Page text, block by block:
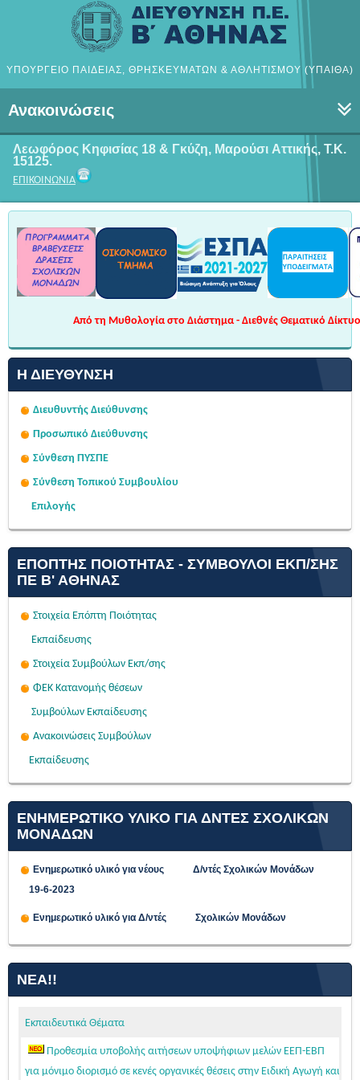
ΥΠΟΥΡΓΕΙΟ ΠΑΙΔΕΙΑΣ, ΘΡΗΣΚΕΥΜΑΤΩΝ & ΑΘΛΗΤΙΣΜΟΥ (ΥΠΑΙΘΑ)
Ανακοινώσεις
Λεωφόρος Κηφισίας 18 & Γκύζη, Μαρούσι Αττικής, Τ.Κ.
15125.
ΕΠΙΚΟΙΝΩΝΙΑ
Από τη Μυθολογία στο Διάστημα - Διεθνές Θεματικό
Η ΔΙΕΎΘΥΝΣΗ
Διευθυντής Διεύθυνσης
Προσωπικό Διεύθυνσης
Σύνθεση ΠΥΣΠΕ
Σύνθεση Τοπικού Συμβουλίου
Επιλογής
ΕΠΌΠΤΗΣ ΠΟΙΌΤΗΤΑΣ - ΣΎΜΒΟΥΛΟΙ ΕΚΠ/ΣΗΣ
ΠΕ Β' ΑΘΉΝΑΣ
Στοιχεία Επόπτη Ποιότητας
Εκπαίδευσης
Στοιχεία Συμβούλων Εκπ/σης
ΦΕΚ Κατανομής θέσεων
Συμβούλων Εκπαίδευσης
Ανακοινώσεις Συμβούλων
Εκπαίδευσης
ΕΝΗΜΕΡΩΤΙΚΟ ΥΛΙΚΟ ΓΙΑ ΔΝΤΕΣ ΣΧΟΛΙΚΩΝ
ΜΟΝΑΔΩΝ
Ενημερωτικό υλικό για νέους Δ/ντές Σχολικών Μονάδων
19-6-2023
Ενημερωτικό υλικό για Δ/ντές Σχολικών Μονάδων
ΝΈΑ!!
Εκπαιδευτικά Θέματα
Προθεσμία υποβολής αιτήσεων υποψήφιων μελών ΕΕΠ-ΕΒΠ
για μόνιμο διορισμό σε κενές οργανικές θέσεις στην Ειδική Αγωγή και